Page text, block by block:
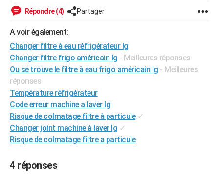
Alimentation
Guide de la santé
Maladies
Médicaments
Sommeil
VOYAGE
Destinations
City break
Voyage nature
Voyage de noces
Forum
Climat
+
GUIDES D'ACHAT
BONS PLANS
CARTE DE VOEUX
Carte de Noël
Carte Bonne année
Carte Saint-Valentin
Carte Pâques
Carte d'anniversaire
DICTIONNAIRE
Dictionnaire
Biographies
Citations
Expressions
Proverbes
PROGRAMME TV
Répondre (4) Partager
A voir également:
Changer filtre à eau réfrigérateur lg
Changer filtre frigo américain lg - Meilleures réponses
Ou se trouve le filtre à eau frigo américain lg - Meilleures
réponses
Température réfrigérateur
Code erreur machine a laver lg
Risque de colmatage filtre à particule ✓
Changer joint machine à laver lg ✓
Risque de colmatage filtre a particule
4 réponses